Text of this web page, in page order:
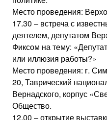
Место проведения:
17.30 – встреча с
деятелем, депутатом
Фиксом на тему:
или иллюзия работы?»
Место проведения: г.
20, Таврический
Вернадского, корпус
Общество.
12.00 – открытие